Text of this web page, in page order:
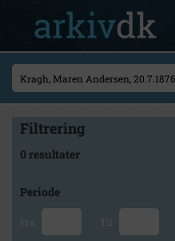
Filtrering
0 resultater
Periode
Fra Til